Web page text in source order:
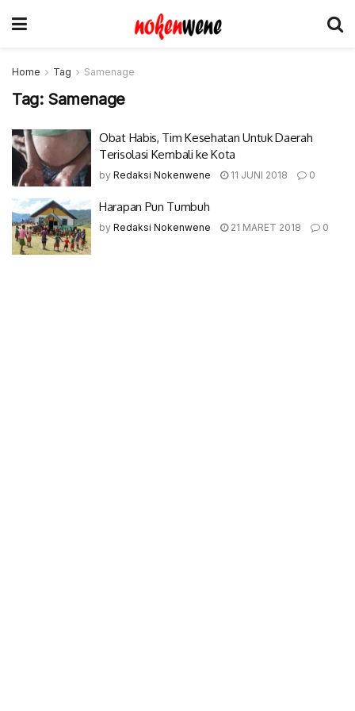
Home Tag Samenage
Tag: Samenage
Obat Habis, Tim Kesehatan Untuk Daerah
Terisolasi Kembali ke Kota
by Redaksi Nokenwene 11 JUNI 2018 0
Harapan Pun Tumbuh
by Redaksi Nokenwene 21 MARET 2018 0